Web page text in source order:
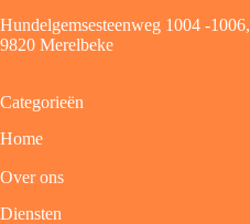
Hundelgemsesteenweg 1004 -1006,
9820 Merelbeke
Categorieën
Home
Over ons
Diensten